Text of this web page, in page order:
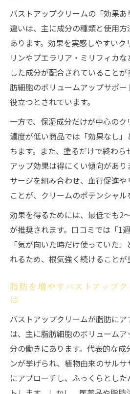
バストアップクリーム
脂肪効果の違い
クリームによる見た目
プローチ
バストアップクリーム
るまでの流れ
脂肪増加剤との比較で
クリームの役割
バストアップクリーム
ハリ感の正体
実感できる変化は？脂肪増
ト
バストアップクリーム
比較
脂肪増加剤とクリーム
検証
イント
目安期間
脂肪増加剤とバストア
クとメリット
自宅で叶えるバストアップ
自宅で続けるバストア
バストアップクリームの「効果
違いは、主に成分の種類と使用
あります。効果を実感しやすいク
リンやプエラリア・ミリフィカ
した成分が配合されていること
肪細胞のボリュームアップサポ
役立つとされています。
一方で、保湿成分だけが中心の
濃度が低い商品では「効果なし
ちます。また、塗るだけで終わら
アップ効果は得にくい傾向があり
サージを組み合わせ、血行促進
ことが、クリームのポテンシャル
効果を得るためには、最低でも2
が推奨されます。口コミでは「1
「気が向いた時だけ使っていた
れるため、根気強く続けることが
脂肪を増やすバストアップ
は
バストアップクリームが脂肪に
は、主に脂肪細胞のボリューム
分の働きにあります。代表的な成
ンが挙げられ、植物由来のサル
にアプローチし、ふっくらとし